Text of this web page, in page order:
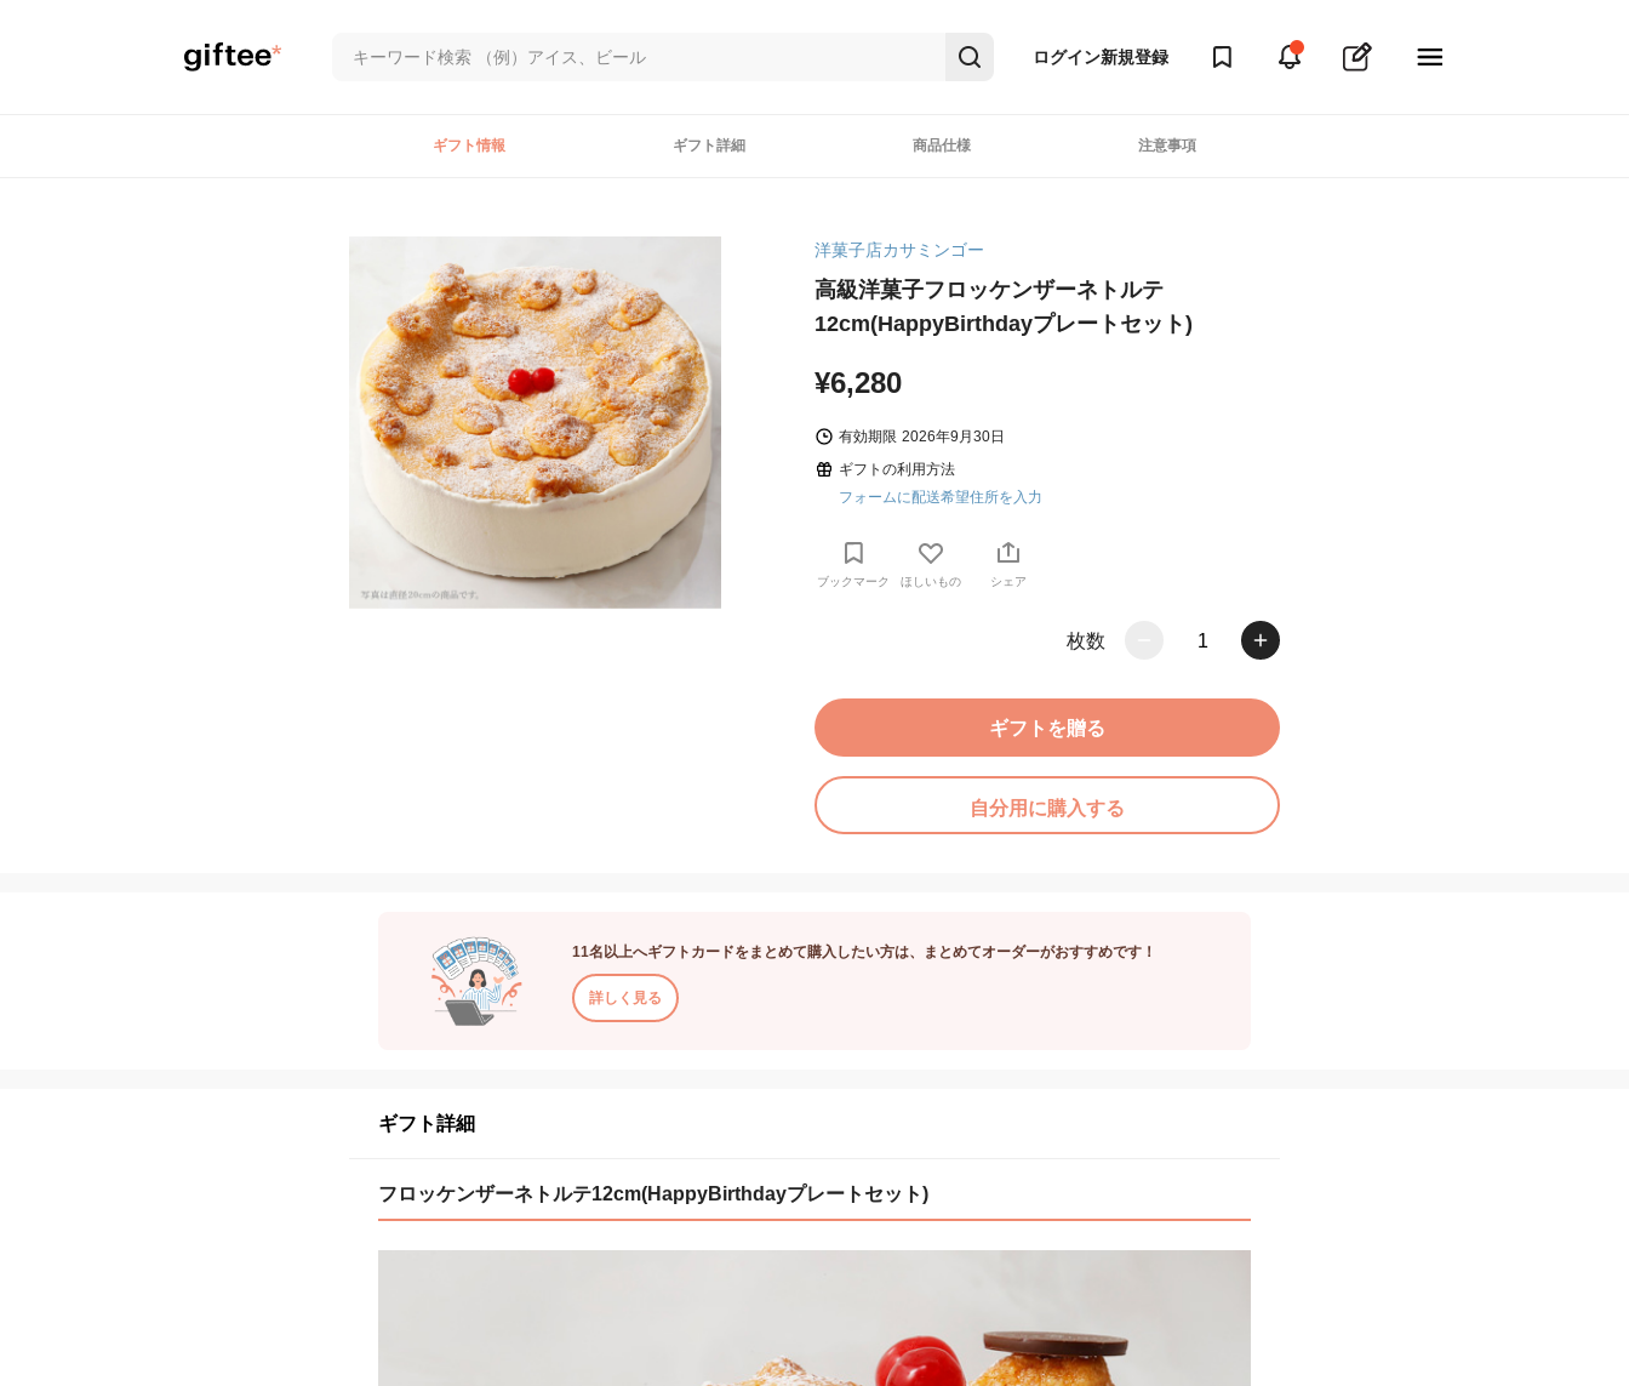
ログイン新規登録
ギフト情報 ギフト詳細 商品仕様 注意事項
洋菓子店カサミンゴー
高級洋菓子フロッケンザーネトルテ
12cm(HappyBirthdayプレートセット)
¥6,280
有効期限 2026年9月30日
ギフトの利用方法
フォームに配送希望住所を入力
ブックマーク ほしいもの シェア
枚数 1
ギフトを贈る
自分用に購入する
11名以上へギフトカードをまとめて購入したい方は、まとめてオーダーがおすすめです！
詳しく見る
ギフト詳細
フロッケンザーネトルテ12cm(HappyBirthdayプレートセット)